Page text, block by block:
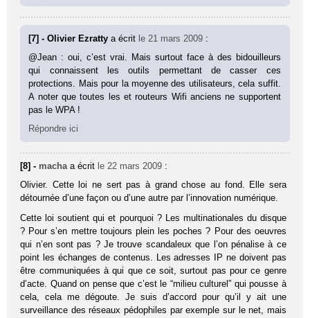
[7] - Olivier Ezrattya écrit le 21 mars 2009 :
@Jean : oui, c’est vrai. Mais surtout face à des bidouilleurs
qui connaissent les outils permettant de casser ces
protections. Mais pour la moyenne des utilisateurs, cela suffit.
A noter que toutes les et routeurs Wifi anciens ne supportent
pas le WPA !
Répondre ici
[8] - macha a écrit le 22 mars 2009 :
Olivier. Cette loi ne sert pas à grand chose au fond. Elle sera
détournée d’une façon ou d’une autre par l’innovation numérique.
Cette loi soutient qui et pourquoi ? Les multinationales du disque
? Pour s’en mettre toujours plein les poches ? Pour des oeuvres
qui n’en sont pas ? Je trouve scandaleux que l’on pénalise à ce
point les échanges de contenus. Les adresses IP ne doivent pas
être communiquées à qui que ce soit, surtout pas pour ce genre
d’acte. Quand on pense que c’est le “milieu culturel” qui pousse à
cela, cela me dégoute. Je suis d’accord pour qu’il y ait une
surveillance des réseaux pédophiles par exemple sur le net, mais